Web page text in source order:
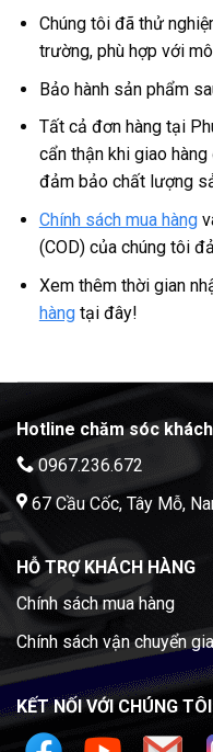
Chúng tôi đã thử
trường, phù hợp với
Bảo hành sản phẩm
Tất cả đơn hàng tại
cẩn thận khi giao
đảm bảo chất lượng
Chính sách mua hàng
(COD) của chúng tôi
Xem thêm thời gian
hàngtại đây!
Hotline chăm sóc
0967.236.672
67 Cầu Cốc, Tây Mỗ,
HỖ TRỢ KHÁCH HÀNG
Chính sách mua hàng
Chính sách vận chuyển
KẾT NỐI VỚI CHÚNG TÔI